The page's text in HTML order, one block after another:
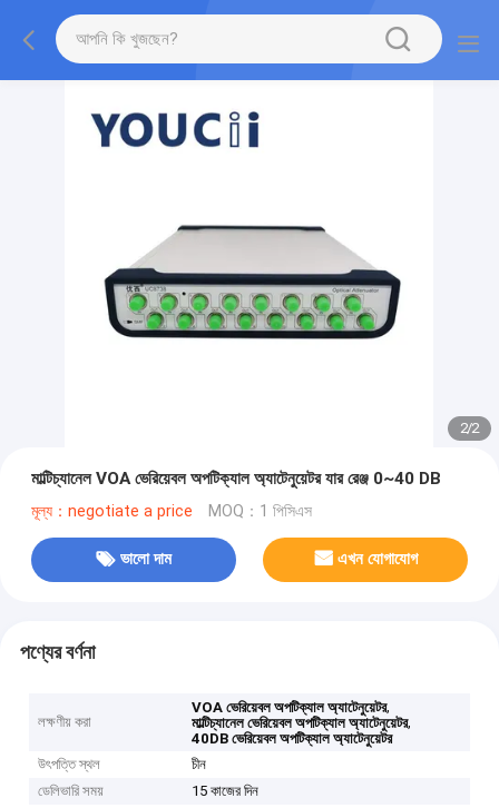
2/2
মাল্টিচ্যানেল VOA ভেরিয়েবল অপটিক্যাল অ্যাটেনুয়েটর যার রেঞ্জ 0~40 DB
মূল্য：negotiate a price MOQ：1 পিসিএস
ভালো দাম এখন যোগাযোগ
পণ্যের বর্ণনা
লক্ষণীয় করা
VOA ভেরিয়েবল অপটিক্যাল অ্যাটেনুয়েটর,
মাল্টিচ্যানেল ভেরিয়েবল অপটিক্যাল অ্যাটেনুয়েটর,
40DB ভেরিয়েবল অপটিক্যাল অ্যাটেনুয়েটর
উৎপত্তি স্থল
চীন
ডেলিভারি সময়
15 কাজের দিন